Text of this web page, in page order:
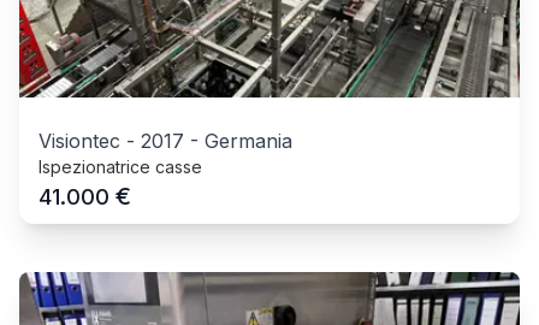
Visiontec - 2017 - Germania
Ispezionatrice casse
41.000 €